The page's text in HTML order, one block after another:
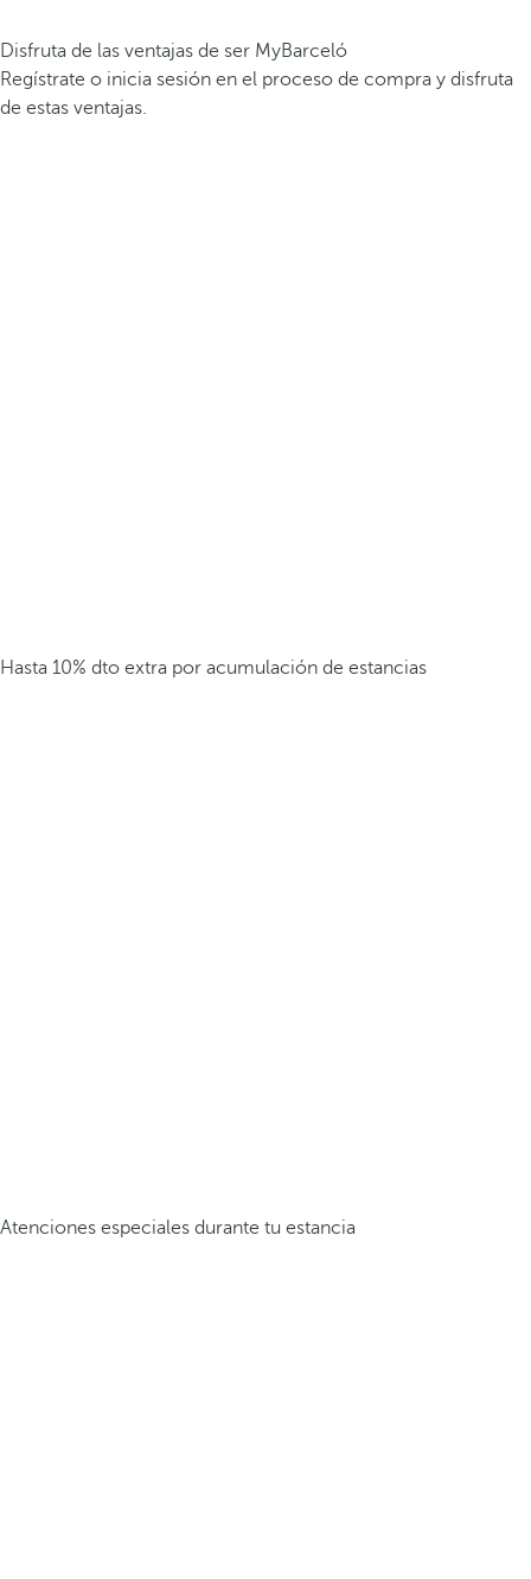
Disfruta de las ventajas de ser MyBarceló
Regístrate o inicia sesión en el proceso de compra y disfruta
de estas ventajas.
Hasta 10% dto extra por acumulación de estancias
Atenciones especiales durante tu estancia